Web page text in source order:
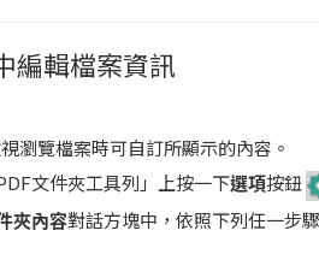
編輯檔案資訊
瀏覽檔案時可自訂所顯示的內容。
文件夾工具列」上按一下選項按鈕
夾內容對話方塊中，依照下列任一步